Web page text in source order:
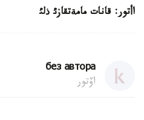
اأتور: قانات مامةتقازئ ذلئ
без автора
اۆتور